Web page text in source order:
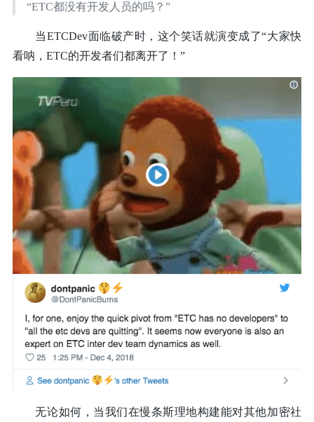
“ETC都没有开发人员的吗？”
当ETCDev面临破产时，这个笑话就演变成了“大家快
看呐，ETC的开发者们都离开了！”
无论如何，当我们在慢条斯理地构建能对其他加密社